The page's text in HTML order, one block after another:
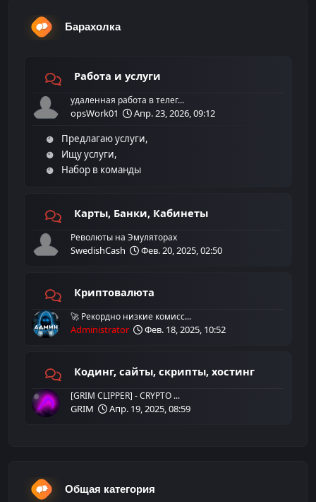
Барахолка
Работа и услуги
удаленная работа в телег...
opsWork01
Апр. 23, 2026, 09:12
Предлагаю услуги
Ищу услуги
Набор в команды
Карты, Банки, Кабинеты
Революты на Эмуляторах
SwedishCash Фев. 20, 2025, 02:50
Криптовалюта
🚀 Рекордно низкие комисс...
Administrator Фев. 18, 2025, 10:52
Кодинг, сайты, скрипты, хостинг
[GRIM CLIPPER] - CRYPTO ...
GRIM Апр. 19, 2025, 08:59
Общая категория